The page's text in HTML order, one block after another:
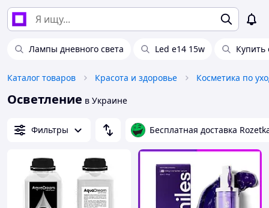
Лампы дневного света Led e14 15w Купить
Каталог товаров Красота и здоровье Косметика по
Осветление в Украине
Фильтры Бесплатная доставка